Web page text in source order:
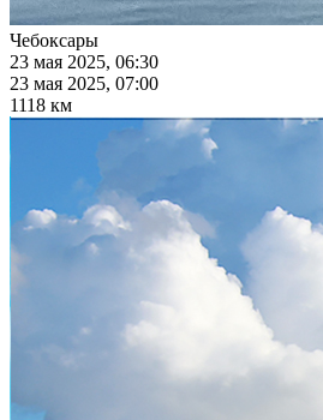
Чебоксары
23 мая 2025, 06:30
23 мая 2025, 07:00
1118 км